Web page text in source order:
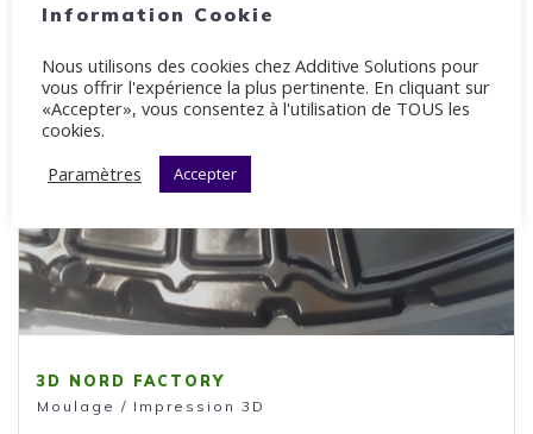
3D NORD FACTORY
3D NORD FACTORY
Moulage / Impression 3D
Information Cookie
Nous utilisons des cookies chez Additive Solutions pour
vous offrir l'expérience la plus pertinente. En cliquant sur
«Accepter», vous consentez à l'utilisation de TOUS les
cookies.
Paramètres
Accepter